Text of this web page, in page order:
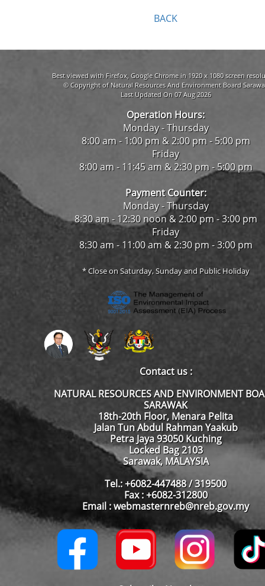
BACK
Best viewed with Firefox, Google Chrome in 1920 x 1080 screen
© Copyright of Natural Resources And Environment Board
Last Updated On 07 Aug 2026
Operation Hours:
Monday - Thursday
8:00 am - 1:00 pm & 2:00 pm - 5:00 pm
Friday
8:00 am - 11:45 am & 2:30 pm - 5:00 pm
Payment Counter:
Monday - Thursday
8:30 am - 12:30 noon & 2:00 pm - 3:00 pm
Friday
8:30 am - 11:00 am & 2:30 pm - 3:00 pm
* Close on Saturday, Sunday and Public Holiday
Contact us :
NATURAL RESOURCES AND ENVIRONMENT
SARAWAK
18th-20th Floor, Menara Pelita
Jalan Tun Abdul Rahman Yaakub
Petra Jaya 93050 Kuching
Locked Bag 2103
Sarawak, MALAYSIA
Tel.: +6082-447488 / 319500
Fax : +6082-312800
Email : webmasternreb@nreb.gov.my